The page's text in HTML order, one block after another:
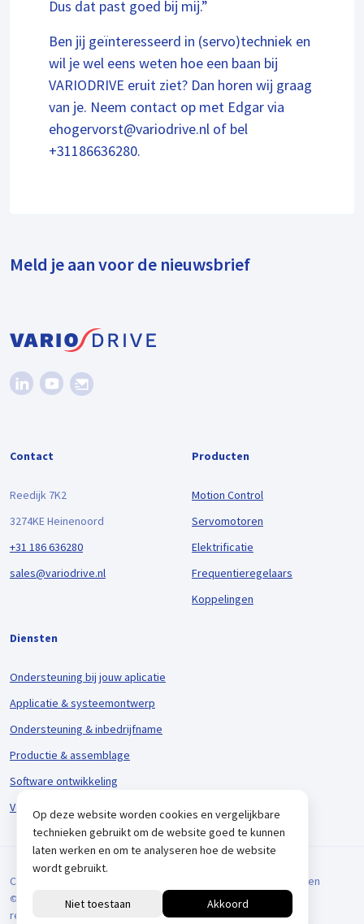
Dus dat past goed bij mij.”
Ben jij geïnteresseerd in (servo)techniek en
wil je wel eens weten hoe een baan bij
VARIODRIVE eruit ziet? Dan horen wij graag
van je. Neem contact op met Edgar via
ehogervorst@variodrive.nl of bel
+31186636280.
Meld je aan voor de nieuwsbrief
Contact
Reedijk 7K2
3274KE Heinenoord
+31 186 636280
sales@variodrive.nl
Producten
Motion Control
Servomotoren
Elektrificatie
Frequentieregelaars
Koppelingen
Diensten
Ondersteuning bij jouw aplicatie
Applicatie & systeemontwerp
Ondersteuning & inbedrijfname
Productie & assemblage
Software ontwikkeling
Voorraadbeheer & logistiek
© 2026 VARIODRIVE. All Rights Reserved.
Cookieverklaring Algemene Voorwaarden
reCAPTCHA
Op deze website worden cookies en vergelijkbare
technieken gebruikt om de website goed te kunnen
laten werken en om te analyseren hoe de website
wordt gebruikt.